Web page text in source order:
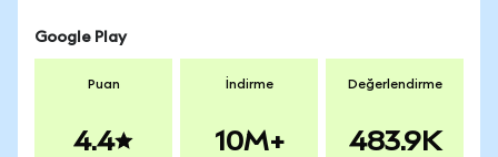
Google Play
Puan
4.4
İndirme
10M+
Değerlendirme
483.9K